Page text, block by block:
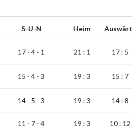
S-U-N Heim
17 - 4 - 1 21 : 1 17 : 5
15 - 4 - 3 19 : 3 15 : 7
14 - 5 - 3 19 : 3 14 : 8
11 - 7 - 4 19 : 3 10 : 12